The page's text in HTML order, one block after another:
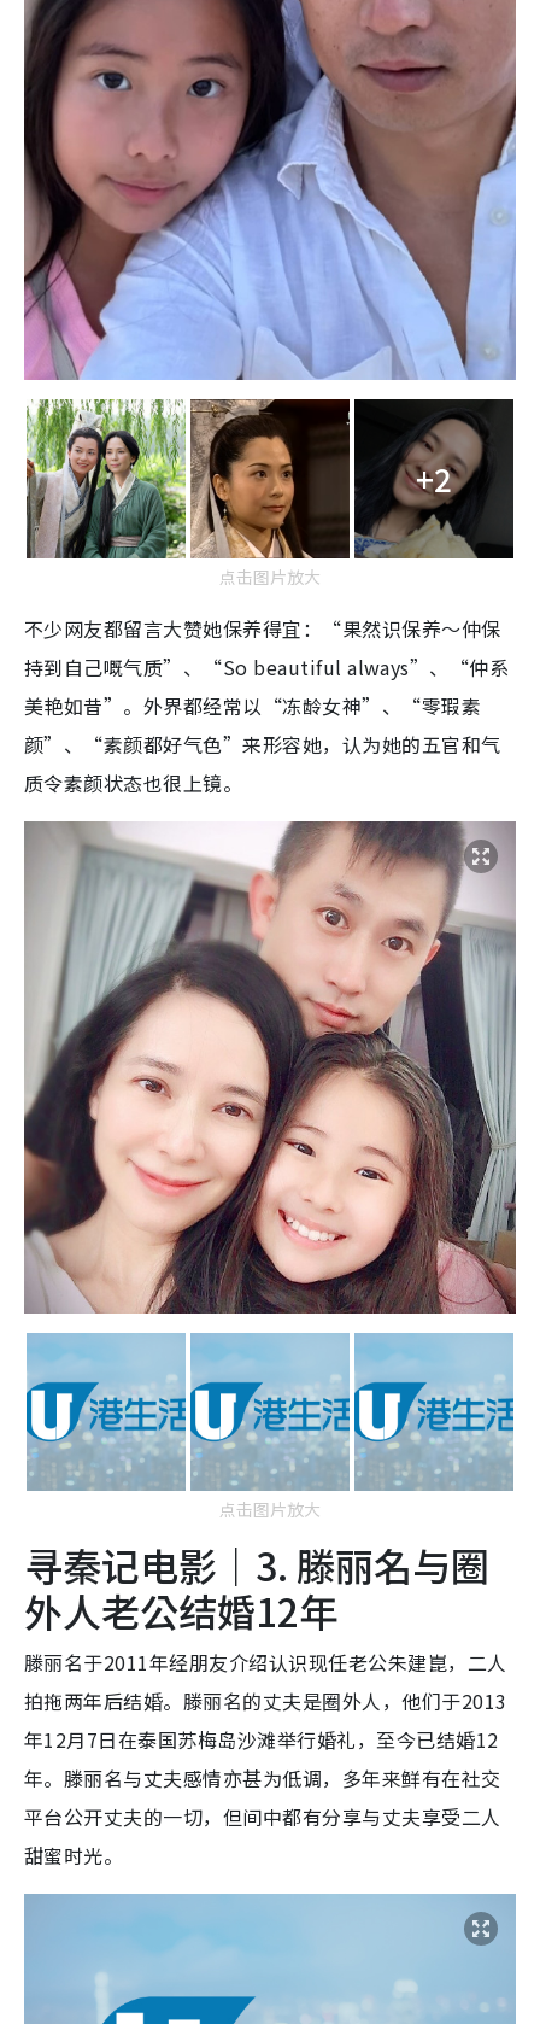
+2
点击图片放大
不少网友都留言大赞她保养得宜：“果然识保养～仲保
持到自己嘅气质”、“So beautiful always”、“仲系
美艳如昔”。外界都经常以“冻龄女神”、“零瑕素
颜”、“素颜都好气色”来形容她，认为她的五官和气
质令素颜状态也很上镜。​
点击图片放大
寻秦记电影｜3. 滕丽名与圈
外人老公结婚12年
滕丽名于2011年经朋友介绍认识现任老公朱建崑，二人
拍拖两年后结婚。滕丽名的丈夫是圈外人，他们于2013
年12月7日在泰国苏梅岛沙滩举行婚礼，至今已结婚12
年。滕丽名与丈夫感情亦甚为低调，多年来鲜有在社交
平台公开丈夫的一切，但间中都有分享与丈夫享受二人
甜蜜时光。